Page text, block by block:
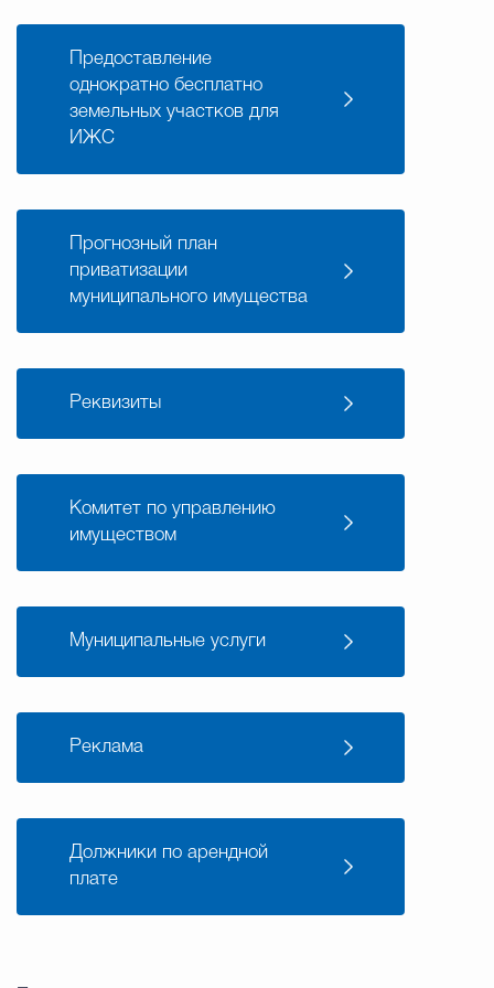
Государственные организации
Предоставление
однократно бесплатно
земельных участков для
ИЖС
Прогнозный план
приватизации
муниципального имущества
Реквизиты
Комитет по управлению
имуществом
Муниципальные услуги
Реклама
Должники по арендной
плате